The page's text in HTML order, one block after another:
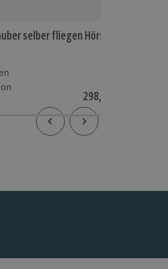
selber fliegen Hörsten
298,90 €